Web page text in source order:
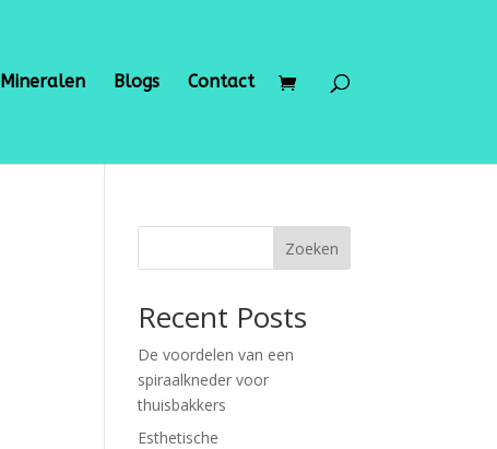
Mineralen Blogs Contact
Zoeken
Recent Posts
De voordelen van een
spiraalkneder voor
thuisbakkers
Esthetische